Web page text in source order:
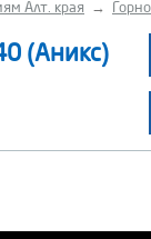
Алт. края →
(Аникс)